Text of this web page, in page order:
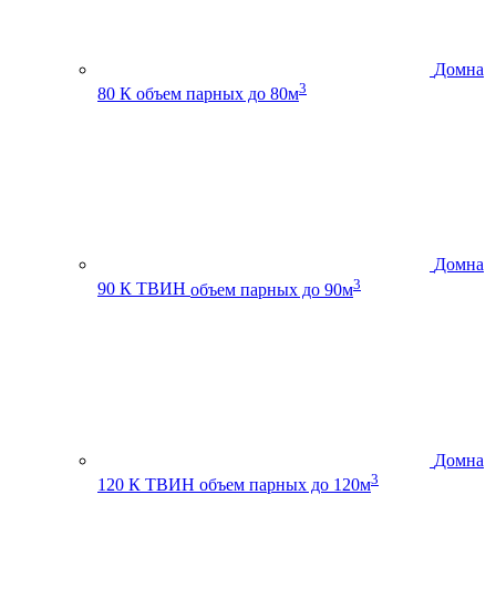
Домна
80 К объем парных до 80м3
Домна
90 К ТВИН объем парных до 90м3
Домна
120 К ТВИН объем парных до 120м3